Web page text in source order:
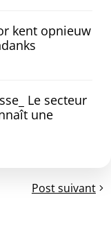
kent opnieuw
Le secteur
une
Post suivant
Communiqué